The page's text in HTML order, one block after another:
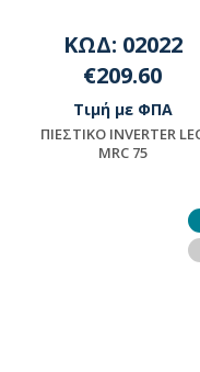
ΚΩΔ: 02022
€209.60
Τιμή με ΦΠΑ
ΠΙΕΣΤΙΚΟ INVERTER
MRC 75